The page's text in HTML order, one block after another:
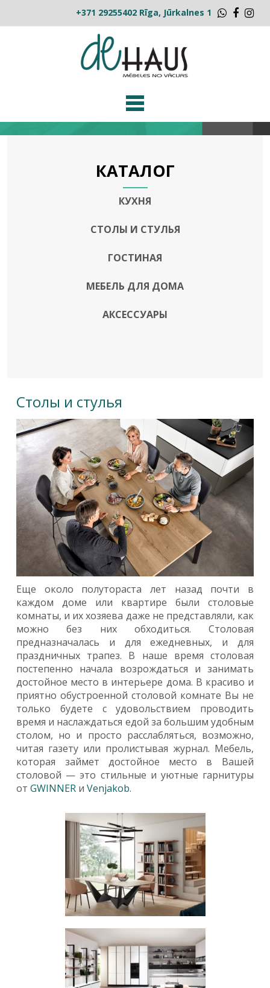
+371 29255402 Rīga, Jūrkalnes 1
КАТАЛОГ
КУХНЯ
СТОЛЫ И СТУЛЬЯ
ГОСТИНАЯ
МЕБЕЛЬ ДЛЯ ДОМА
АКСЕССУАРЫ
Столы и стулья
Еще около полутораста лет назад почти в
каждом доме или квартире были столовые
комнаты, и их хозяева даже не представляли, как
можно без них обходиться. Столовая
предназначалась и для ежедневных, и для
праздничных трапез. В наше время столовая
постепенно начала возрождаться и занимать
достойное место в интерьере дома. В красиво и
приятно обустроенной столовой комнате Вы не
только будете с удовольствием проводить
время и наслаждаться едой за большим удобным
столом, но и просто расслабляться, возможно,
читая газету или пролистывая журнал. Мебель,
которая займет достойное место в Вашей
столовой — это стильные и уютные гарнитуры
отGWINNER иVenjakob.